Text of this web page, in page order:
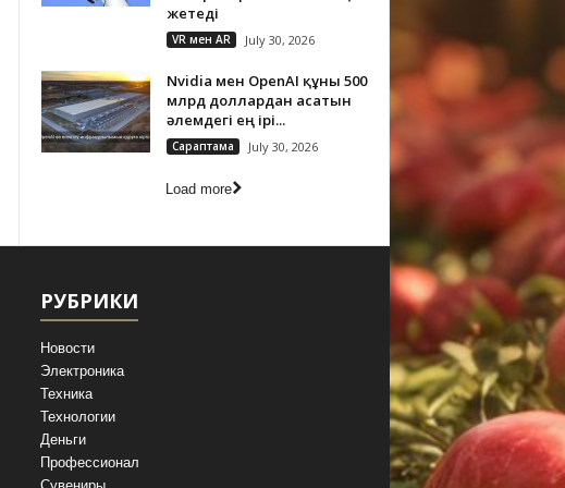
жетеді
VR мен AR July 30, 2026
Nvidia мен OpenAI құны 500
млрд доллардан асатын
әлемдегі ең ірі...
Сараптама July 30, 2026
Load more
РУБРИКИ
Новости
Электроника
Техника
Технологии
Деньги
Профессионал